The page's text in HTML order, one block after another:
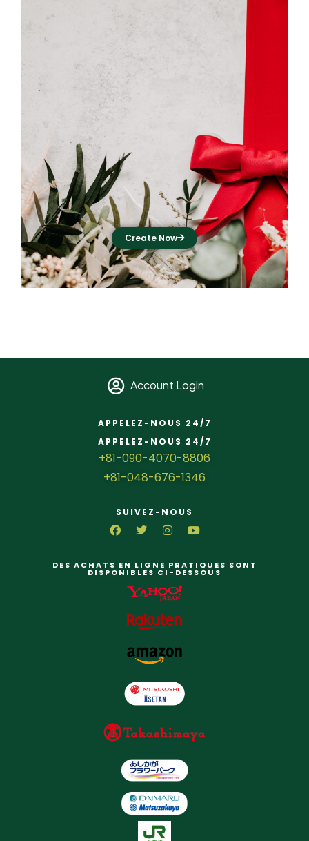
Create Now
Account Login
APPELEZ-NOUS 24/7
APPELEZ-NOUS 24/7
+81-090-4070-8806
+81-048-676-1346
SUIVEZ-NOUS
DES ACHATS EN LIGNE PRATIQUES SONT
DISPONIBLES CI-DESSOUS